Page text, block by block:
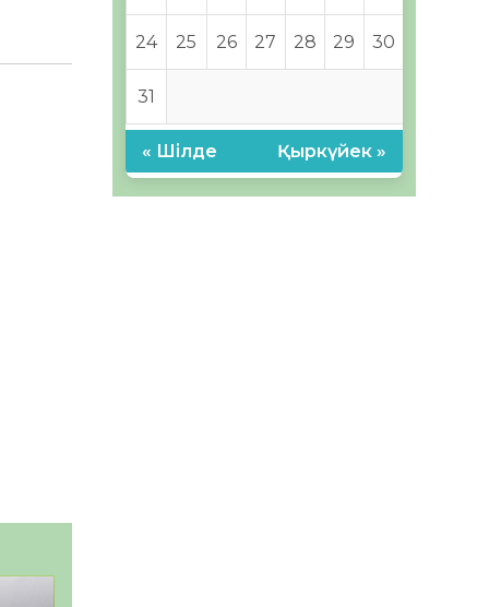
24 25 26 27 28 29 30
31
« Шілде Қыркүйек »